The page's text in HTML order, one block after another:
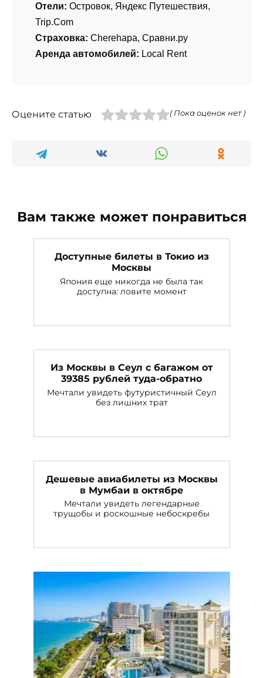
Отели: Островок, Яндекс Путешествия,
Trip.Com
Страховка: Cherehapa, Сравни.ру
Аренда автомобилей: Local Rent
Оцените статью ( Пока оценок нет )
Вам также может понравиться
Доступные билеты в Токио из
Москвы
Япония еще никогда не была так
доступна: ловите момент
Из Москвы в Сеул с багажом от
39385 рублей туда-обратно
Мечтали увидеть футуристичный Сеул
без лишних трат
Дешевые авиабилеты из Москвы
в Мумбаи в октябре
Мечтали увидеть легендарные
трущобы и роскошные небоскребы